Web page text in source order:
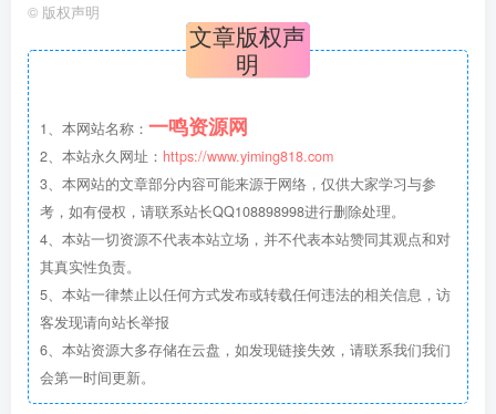
© 版权声明
文章版权声
明
1、本网站名称： 一鸣资源网
2、本站永久网址： https://www.yiming818.com
3、本网站的文章部分内容可能来源于网络，仅供大家学习与参
考，如有侵权，请联系站长QQ108898998进行删除处理。
4、本站一切资源不代表本站立场，并不代表本站赞同其观点和对
其真实性负责。
5、本站一律禁止以任何方式发布或转载任何违法的相关信息，访
客发现请向站长举报
6、本站资源大多存储在云盘，如发现链接失效，请联系我们我们
会第一时间更新。